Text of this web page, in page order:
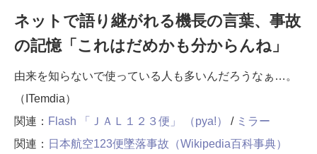
ネットで語り継がれる機長の言葉、事故
の記憶「これはだめかも分からんね」
由来を知らないで使っている人も多いんだろうなぁ…。
（ITemdia）
関連： Flash 「ＪＡＬ１２３便」 （pya!） / ミラー
関連： 日本航空123便墜落事故（Wikipedia百科事典）